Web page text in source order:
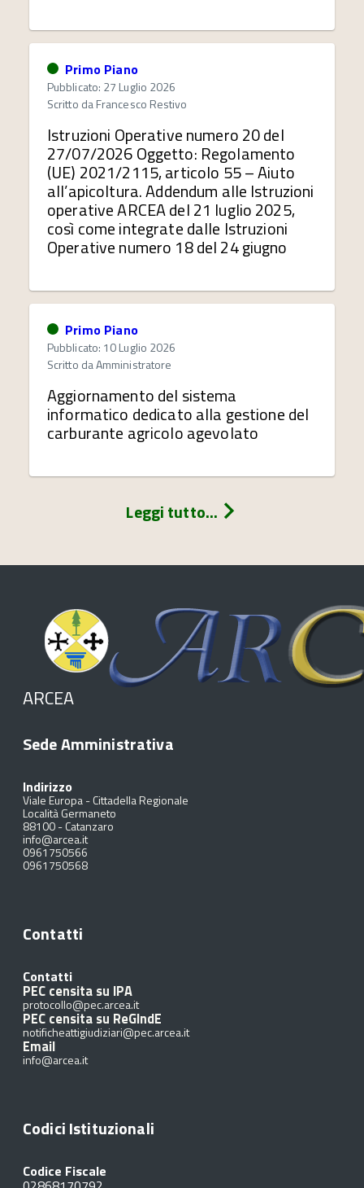
Primo Piano
Pubblicato: 27 Luglio 2026
Scritto daFrancesco Restivo
Istruzioni Operative numero 20 del
27/07/2026 Oggetto: Regolamento
(UE) 2021/2115, articolo 55 – Aiuto
all’apicoltura. Addendum alle Istruzioni
operative ARCEA del 21 luglio 2025,
così come integrate dalle Istruzioni
Operative numero 18 del 24 giugno
Primo Piano
Pubblicato: 10 Luglio 2026
Scritto daAmministratore
Aggiornamento del sistema
informatico dedicato alla gestione del
carburante agricolo agevolato
Leggi tutto...
ARCEA
Sede Amministrativa
Indirizzo
Viale Europa - Cittadella Regionale
Località Germaneto
88100-Catanzaro
info@arcea.it
0961750566
0961750568
Contatti
Contatti
PEC censita su IPA
protocollo@pec.arcea.it
PEC censita su ReGIndE
notificheattigiudiziari@pec.arcea.it
Email
info@arcea.it
Codici Istituzionali
Codice Fiscale